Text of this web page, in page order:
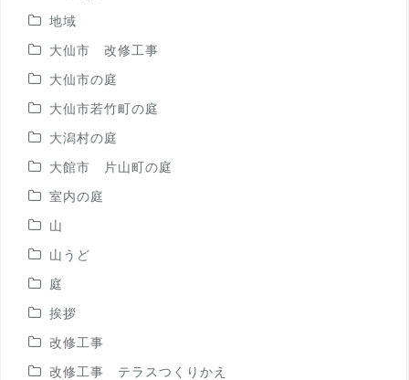
地域
大仙市 改修工事
大仙市の庭
大仙市若竹町の庭
大潟村の庭
大館市 片山町の庭
室内の庭
山
山うど
庭
挨拶
改修工事
改修工事 テラスつくりかえ